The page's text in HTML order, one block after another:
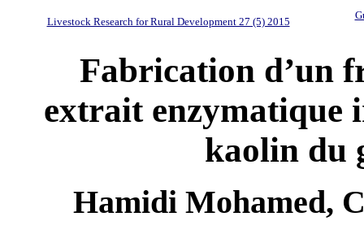
Livestock Research for Rural Development 27 (5) 2015
Fabrication d’un
extrait enzymatique
kaolin du
Hamidi Mohamed,